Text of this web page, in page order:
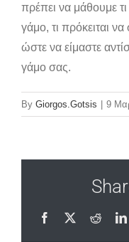
πρέπει να μάθουμε τι
γάμο, τι πρόκειται
ώστε να είμαστε
γάμο σας.
By Giorgos.Gotsis 9
Facebook
X Reddit